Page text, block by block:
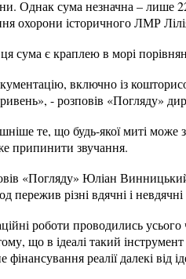
Однак сума незначна – лише
охорони історичного ЛМР
сума є краплею в морі
включно із
- розповів «Погляду»
те, що будь-якої миті може
припинити звучання.
«Погляду» Юліан
пережив різні вдячні і
роботи проводились
що в ідеалі такий
фінансування реалії далекі від